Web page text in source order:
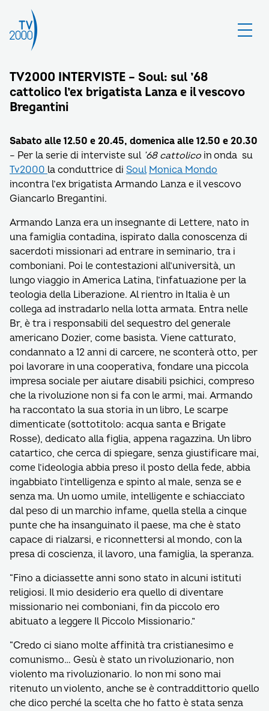
TV2000 INTERVISTE – Soul: sul ’68
cattolico l’ex brigatista Lanza e il vescovo
Bregantini
Sabato alle 12.50 e 20.45, domenica alle 12.50 e 20.30
– Per la serie di interviste sul ’68 cattolico in onda su
Tv2000 la conduttrice di Soul Monica Mondo
incontra l’ex brigatista Armando Lanza e il vescovo
Giancarlo Bregantini.
Armando Lanza era un insegnante di Lettere, nato in
una famiglia contadina, ispirato dalla conoscenza di
sacerdoti missionari ad entrare in seminario, tra i
comboniani. Poi le contestazioni all’università, un
lungo viaggio in America Latina, l’infatuazione per la
teologia della Liberazione. Al rientro in Italia è un
collega ad instradarlo nella lotta armata. Entra nelle
Br, è tra i responsabili del sequestro del generale
americano Dozier, come basista. Viene catturato,
condannato a 12 anni di carcere, ne sconterà otto, per
poi lavorare in una cooperativa, fondare una piccola
impresa sociale per aiutare disabili psichici, compreso
che la rivoluzione non si fa con le armi, mai. Armando
ha raccontato la sua storia in un libro, Le scarpe
dimenticate (sottotitolo: acqua santa e Brigate
Rosse), dedicato alla figlia, appena ragazzina. Un libro
catartico, che cerca di spiegare, senza giustificare mai,
come l’ideologia abbia preso il posto della fede, abbia
ingabbiato l’intelligenza e spinto al male, senza se e
senza ma. Un uomo umile, intelligente e schiacciato
dal peso di un marchio infame, quella stella a cinque
punte che ha insanguinato il paese, ma che è stato
capace di rialzarsi, e riconnettersi al mondo, con la
presa di coscienza, il lavoro, una famiglia, la speranza.
“Fino a diciassette anni sono stato in alcuni istituti
religiosi. Il mio desiderio era quello di diventare
missionario nei comboniani, fin da piccolo ero
abituato a leggere Il Piccolo Missionario.”
“Credo ci siano molte affinità tra cristianesimo e
comunismo… Gesù è stato un rivoluzionario, non
violento ma rivoluzionario. Io non mi sono mai
ritenuto un violento, anche se è contraddittorio quello
che dico perché la scelta che ho fatto è stata senza